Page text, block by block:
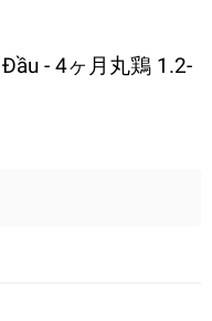
- 4ヶ月丸鶏 1.2-